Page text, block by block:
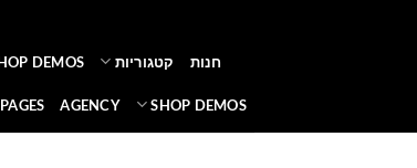
חנות קטגוריות DEMOS
SHOP DEMOS
AGENCY
PAGES